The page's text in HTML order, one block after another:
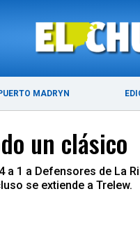
MADRYN
un clásico
1 a Defensores de
se extiende a Trelew.